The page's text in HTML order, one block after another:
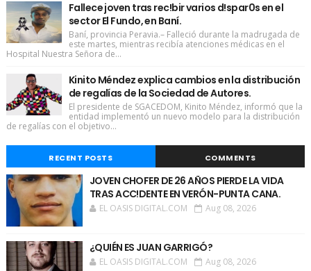
Fallece joven tras rec!bir varios d!spar0s en el
sector El Fundo, en Baní.
Baní, provincia Peravia.– Falleció durante la madrugada de
este martes, mientras recibía atenciones médicas en el
Hospital Nuestra Señora de...
Kinito Méndez explica cambios en la distribución
de regalías de la Sociedad de Autores.
El presidente de SGACEDOM, Kinito Méndez, informó que la
entidad implementó un nuevo modelo para la distribución
de regalías con el objetivo...
RECENT POSTS COMMENTS
JOVEN CHOFER DE 26 AÑOS PIERDE LA VIDA
TRAS ACC!DENTE EN VERÓN-PUNTA CANA.
EL OASIS DIGITAL.COM Aug 08, 2026
¿QUIÉN ES JUAN GARRIGÓ?
EL OASIS DIGITAL.COM Aug 08, 2026